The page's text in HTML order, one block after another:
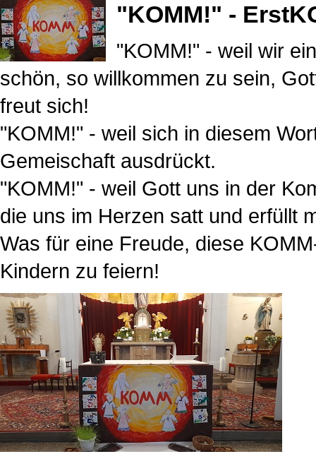
"KOMM!" -
"KOMM!" - weil wir
schön, so willkommen zu sein,
freut sich!
"KOMM!" - weil sich in diesem
Gemeischaft ausdrückt.
"KOMM!" - weil Gott uns in der
die uns im Herzen satt und erfüllt
Was für eine Freude, diese
Kindern zu feiern!